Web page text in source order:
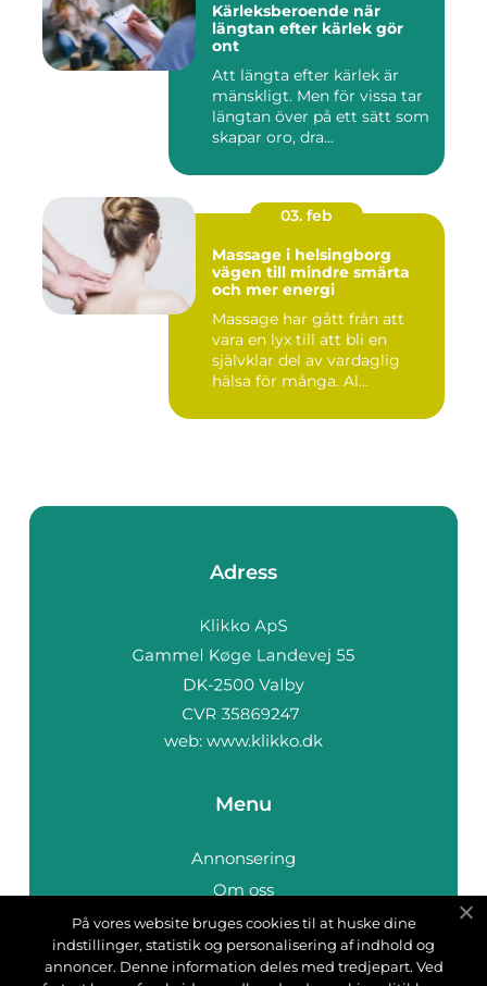
Kärleksberoende när
längtan efter kärlek gör
ont
Att längta efter kärlek är
mänskligt. Men för vissa tar
längtan över på ett sätt som
skapar oro, dra...
03. feb
Massage i helsingborg
vägen till mindre smärta
och mer energi
Massage har gått från att
vara en lyx till att bli en
självklar del av vardaglig
hälsa för många. Al...
Adress
web: www.klikko.dk
Menu
Annonsering
Om oss
Cookies
Kontakta oss
På vores website bruges cookies til at huske dine
indstillinger, statistik og personalisering af indhold og
annoncer. Denne information deles med tredjepart. Ved